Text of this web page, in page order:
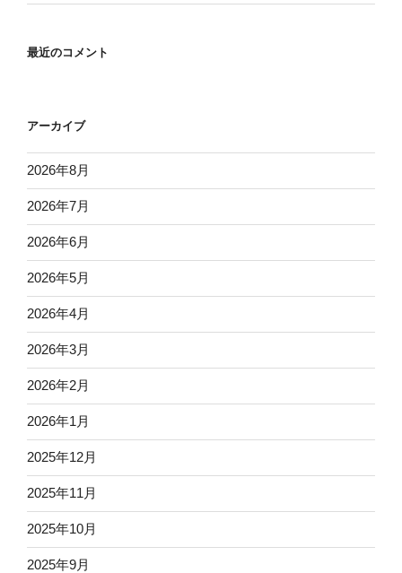
最近のコメント
アーカイブ
2026年8月
2026年7月
2026年6月
2026年5月
2026年4月
2026年3月
2026年2月
2026年1月
2025年12月
2025年11月
2025年10月
2025年9月